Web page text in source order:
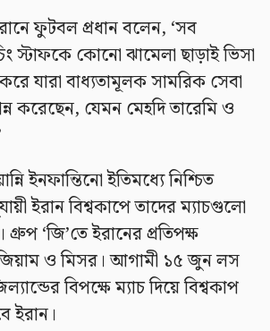
ফুটবল প্রধান বলেন, ‘সব
স্টাফকে কোনো ঝামেলা ছাড়াই ভিসা
যারা বাধ্যতামূলক সামরিক সেবা
যেমন মেহদি তারেমি ও
ইনফান্তিনো ইতিমধ্যে নিশ্চিত
ইরান বিশ্বকাপে তাদের ম্যাচগুলো
গ্রুপ ‘জি’তে ইরানের প্রতিপক্ষ
ও মিসর। আগামী ১৫ জুন লস
বিপক্ষে ম্যাচ দিয়ে বিশ্বকাপ
ইরান।